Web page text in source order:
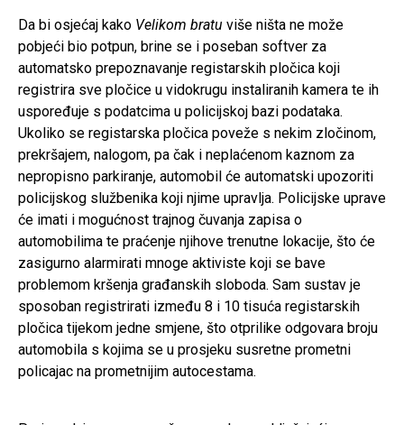
Da bi osjećaj kako Velikom bratu više ništa ne može
pobjeći bio potpun, brine se i poseban softver za
automatsko prepoznavanje registarskih pločica koji
registrira sve pločice u vidokrugu instaliranih kamera te ih
uspoređuje s podatcima u policijskoj bazi podataka.
Ukoliko se registarska pločica poveže s nekim zločinom,
prekršajem, nalogom, pa čak i neplaćenom kaznom za
nepropisno parkiranje, automobil će automatski upozoriti
policijskog službenika koji njime upravlja. Policijske uprave
će imati i mogućnost trajnog čuvanja zapisa o
automobilima te praćenje njihove trenutne lokacije, što će
zasigurno alarmirati mnoge aktiviste koji se bave
problemom kršenja građanskih sloboda. Sam sustav je
sposoban registrirati između 8 i 10 tisuća registarskih
pločica tijekom jedne smjene, što otprilike odgovara broju
automobila s kojima se u prosjeku susretne prometni
policajac na prometnijim autocestama.